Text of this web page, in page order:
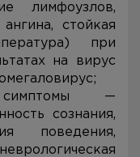
лимфоузлов,
стойкая
при
на вирус
симптомы —
сознания,
поведения,